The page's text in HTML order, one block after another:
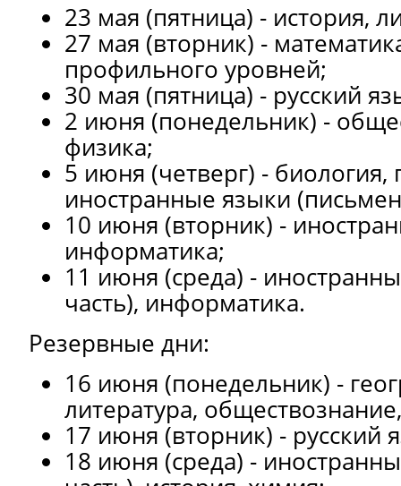
23 мая (пятница) - история,
27 мая (вторник) -
профильного уровней;
30 мая (пятница) - русский
2 июня (понедельник) -
физика;
5 июня (четверг) - биология,
иностранные языки
10 июня (вторник) -
информатика;
11 июня (среда) -
часть), информатика.
Резервные дни:
16 июня (понедельник) -
литература,
17 июня (вторник) - русский
18 июня (среда) -